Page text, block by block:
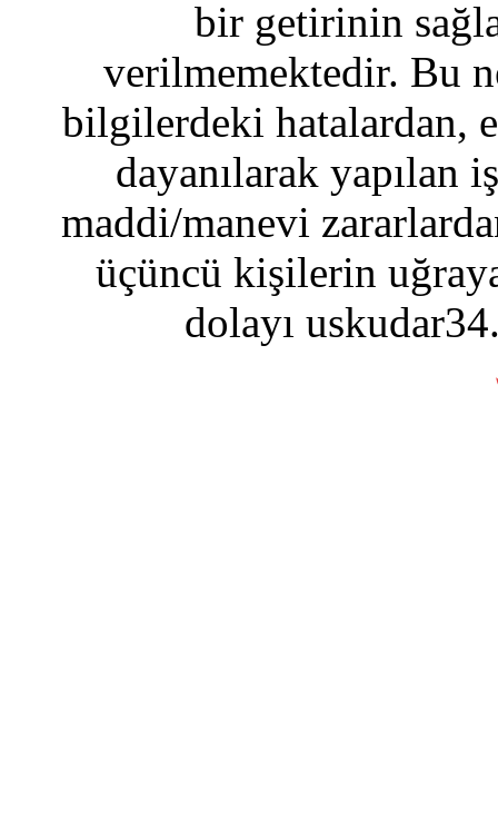
bir getirinin
verilmemektedir. Bu
bilgilerdeki hatalardan,
dayanılarak yapılan
maddi/manevi
üçüncü kişilerin
dolayı